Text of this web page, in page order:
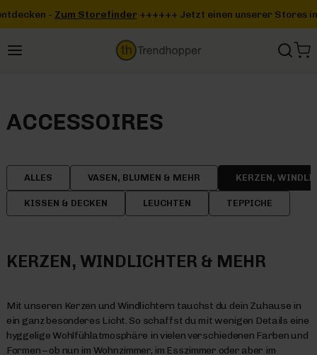
++++++ Jetzt einen unserer Stores in deiner Nähe
ACCESSOIRES
ALLES VASEN, BLUMEN & MEHR KERZEN,
KISSEN & DECKEN LEUCHTEN TEPPICHE
KERZEN, WINDLICHTER & MEHR
Mit unseren Kerzen und Windlichtern tauchst du dein Zuhause in
ein ganz besonderes Licht. So schaffst du mit wenigen Details eine
hyggelige Wohlfühlatmosphäre in vielen verschiedenen Farben und
Formen – ob nun im Wohnzimmer, im Esszimmer oder aber im